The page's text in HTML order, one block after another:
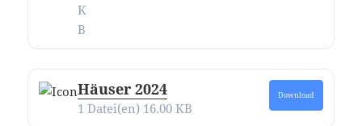
K
B
Häuser 2024
1 Datei(en) 16.00 KB
Download